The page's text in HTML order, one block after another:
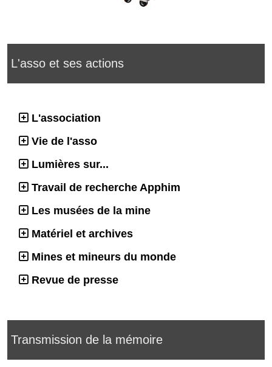
L'asso et ses actions
L'association
Vie de l'asso
Lumières sur...
Travail de recherche Apphim
Les musées de la mine
Matériel et archives
Mines et mineurs du monde
Revue de presse
Transmission de la mémoire